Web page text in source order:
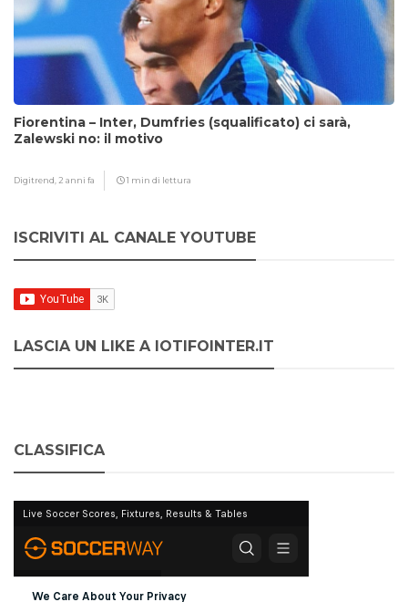
Fiorentina – Inter, Dumfries (squalificato) ci sarà,
Zalewski no: il motivo
Digitrend, 2 anni fa 1 min di lettura
ISCRIVITI AL CANALE YOUTUBE
LASCIA UN LIKE A IOTIFOINTER.IT
CLASSIFICA